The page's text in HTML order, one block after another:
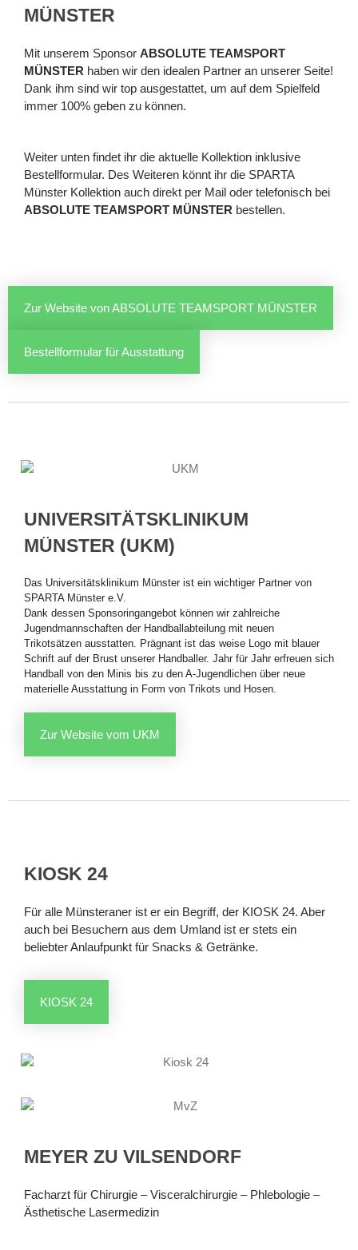
3. Herren
Damen
1. Damen
4. Damen
Männliche A/B-Jugend
Männliche E-Jugend
Weibliche Jugend
Weibliche E-Jugend
Minis & Super Minis
Fit und Gesund 1
Gesund älter werden
Männer Ballsport
Sponsoren
Kontakt
MÜNSTER
Mit unserem Sponsor ABSOLUTE TEAMSPORT
MÜNSTER haben wir den idealen Partner an unserer Seite!
Dank ihm sind wir top ausgestattet, um auf dem Spielfeld
immer 100% geben zu können.
Weiter unten findet ihr die aktuelle Kollektion inklusive
Bestellformular. Des Weiteren könnt ihr die SPARTA
Münster Kollektion auch direkt per Mail oder telefonisch bei
ABSOLUTE TEAMSPORT MÜNSTER bestellen.
Zur Website von ABSOLUTE TEAMSPORT MÜNSTER​
Bestellformular für Ausstattung
UNIVERSITÄTSKLINIKUM
MÜNSTER (UKM)
Das Universitätsklinikum Münster ist ein wichtiger Partner von
SPARTA Münster e.V.
Dank dessen Sponsoringangebot können wir zahlreiche
Jugendmannschaften der Handballabteilung mit neuen
Trikotsätzen ausstatten. Prägnant ist das weise Logo mit blauer
Schrift auf der Brust unserer Handballer. Jahr für Jahr erfreuen sich
Handball von den Minis bis zu den A-Jugendlichen über neue
materielle Ausstattung in Form von Trikots und Hosen.
Zur Website vom UKM
KIOSK 24
Für alle Münsteraner ist er ein Begriff, der KIOSK 24. Aber
auch bei Besuchern aus dem Umland ist er stets ein
beliebter Anlaufpunkt für Snacks & Getränke.
KIOSK 24
MEYER ZU VILSENDORF
Facharzt für Chirurgie – Visceralchirurgie – Phlebologie –
Ästhetische Lasermedizin